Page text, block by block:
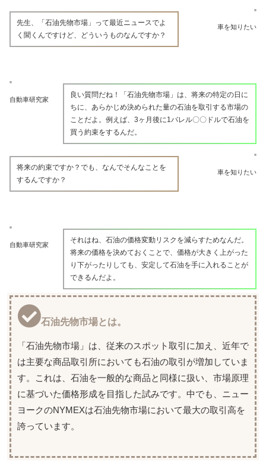
車を知りたい
先生、「石油先物市場」って最近ニュースでよ
く聞くんですけど、どういうものなんですか？
自動車研究家
良い質問だね！「石油先物市場」は、将来の特定の日に
ちに、あらかじめ決められた量の石油を取引する市場の
ことだよ。例えば、3ヶ月後に1バレル〇〇ドルで石油を
買う約束をするんだ。
車を知りたい
将来の約束ですか？でも、なんでそんなことを
するんですか？
自動車研究家
それはね、石油の価格変動リスクを減らすためなんだ。
将来の価格を決めておくことで、価格が大きく上がった
り下がったりしても、安定して石油を手に入れることが
できるんだよ。
石油先物市場とは。
「石油先物市場」は、従来のスポット取引に加え、近年で
は主要な商品取引所においても石油の取引が増加していま
す。これは、石油を一般的な商品と同様に扱い、市場原理
に基づいた価格形成を目指した試みです。中でも、ニュー
ヨークのNYMEXは石油先物市場において最大の取引高を
誇っています。